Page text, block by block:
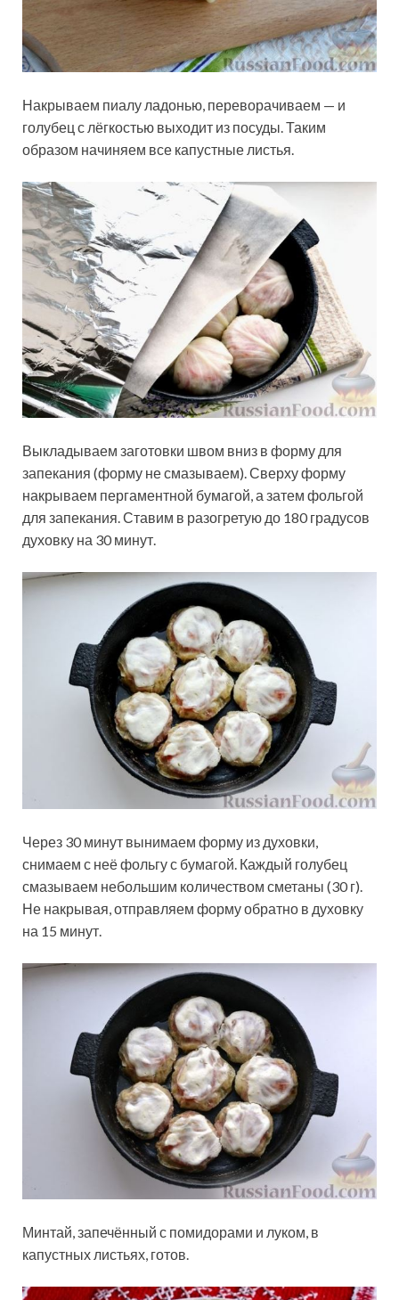
Накрываем пиалу ладонью, переворачиваем — и
голубец с лёгкостью выходит из посуды. Таким
образом начиняем все капустные листья.
Выкладываем заготовки швом вниз в форму для
запекания (форму не смазываем). Сверху форму
накрываем пергаментной бумагой, а затем фольгой
для запекания. Ставим в разогретую до 180 градусов
духовку на 30 минут.
Через 30 минут вынимаем форму из духовки,
снимаем с неё фольгу с бумагой. Каждый голубец
смазываем небольшим количеством сметаны (30 г).
Не накрывая, отправляем форму обратно в духовку
на 15 минут.
Минтай, запечённый с помидорами и луком, в
капустных листьях, готов.